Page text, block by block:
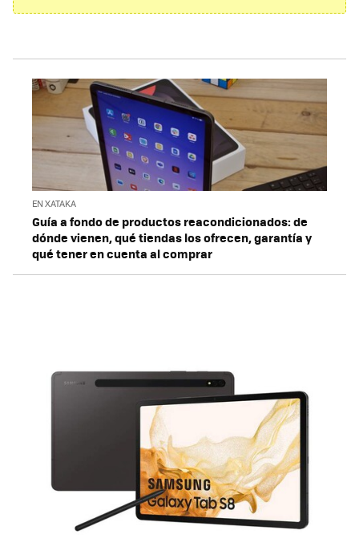
EN XATAKA
Guía a fondo de productos reacondicionados: de
dónde vienen, qué tiendas los ofrecen, garantía y
qué tener en cuenta al comprar